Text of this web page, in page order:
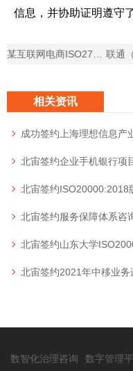
信息，并协助证明遵守
相关资讯
成功签约上海理想信息产业（集
北宙签约企业手机银行项
北宙签约ISO20000:2018
北宙签约服务保障体系咨
北宙签约山东大学ISO20000、
北宙签约2021年中移业务连
数智化治理咨询 数字管理